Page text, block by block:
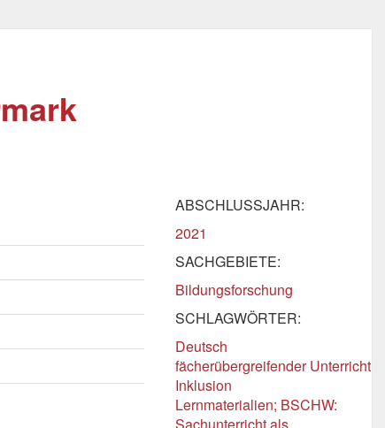
ABSCHLUSSJAHR:
2021
SACHGEBIETE:
Bildungsforschung
SCHLAGWÖRTER:
Deutsch
fächerübergreifender Unterricht
Inklusion
Lernmaterialien; BSCHW: